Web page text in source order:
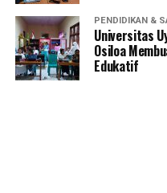
PENDIDIKAN &
Universitas
Osiloa
Edukatif